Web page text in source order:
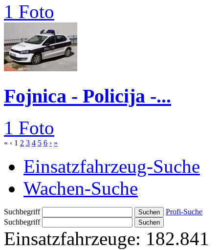
1 Foto
Fojnica - Policija -...
1 Foto
« ‹ 1 2 3 4 5 6 › »
Einsatzfahrzeug-Suche
Wachen-Suche
Suchbegriff
Profi-Suche
Suchbegriff
Einsatzfahrzeuge: 182.841